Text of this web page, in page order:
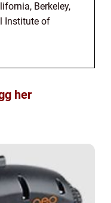
Berkeley,
Institute of
her